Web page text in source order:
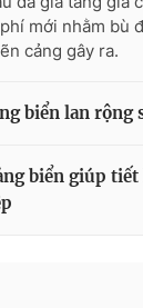
024.66 897 897
mới nhằm bù
cảng gây ra.
biển lan rộng
biển giúp